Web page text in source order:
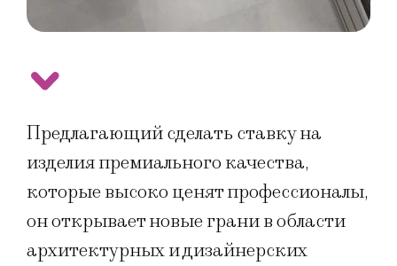
Предлагающий сделать ставку на
изделия премиального качества,
которые высоко ценят профессионалы,
он открывает новые грани в области
архитектурных и дизайнерских